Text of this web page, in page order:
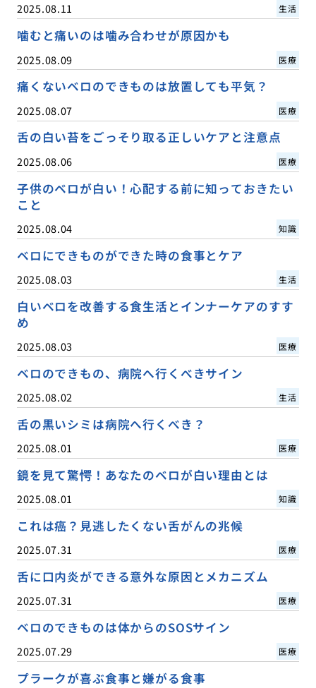
2025.08.11 生活
噛むと痛いのは噛み合わせが原因かも
2025.08.09 医療
痛くないベロのできものは放置しても平気？
2025.08.07 医療
舌の白い苔をごっそり取る正しいケアと注意点
2025.08.06 医療
子供のベロが白い！心配する前に知っておきたい
こと
2025.08.04 知識
ベロにできものができた時の食事とケア
2025.08.03 生活
白いベロを改善する食生活とインナーケアのすす
め
2025.08.03 医療
ベロのできもの、病院へ行くべきサイン
2025.08.02 生活
舌の黒いシミは病院へ行くべき？
2025.08.01 医療
鏡を見て驚愕！あなたのベロが白い理由とは
2025.08.01 知識
これは癌？見逃したくない舌がんの兆候
2025.07.31 医療
舌に口内炎ができる意外な原因とメカニズム
2025.07.31 医療
ベロのできものは体からのSOSサイン
2025.07.29 医療
プラークが喜ぶ食事と嫌がる食事